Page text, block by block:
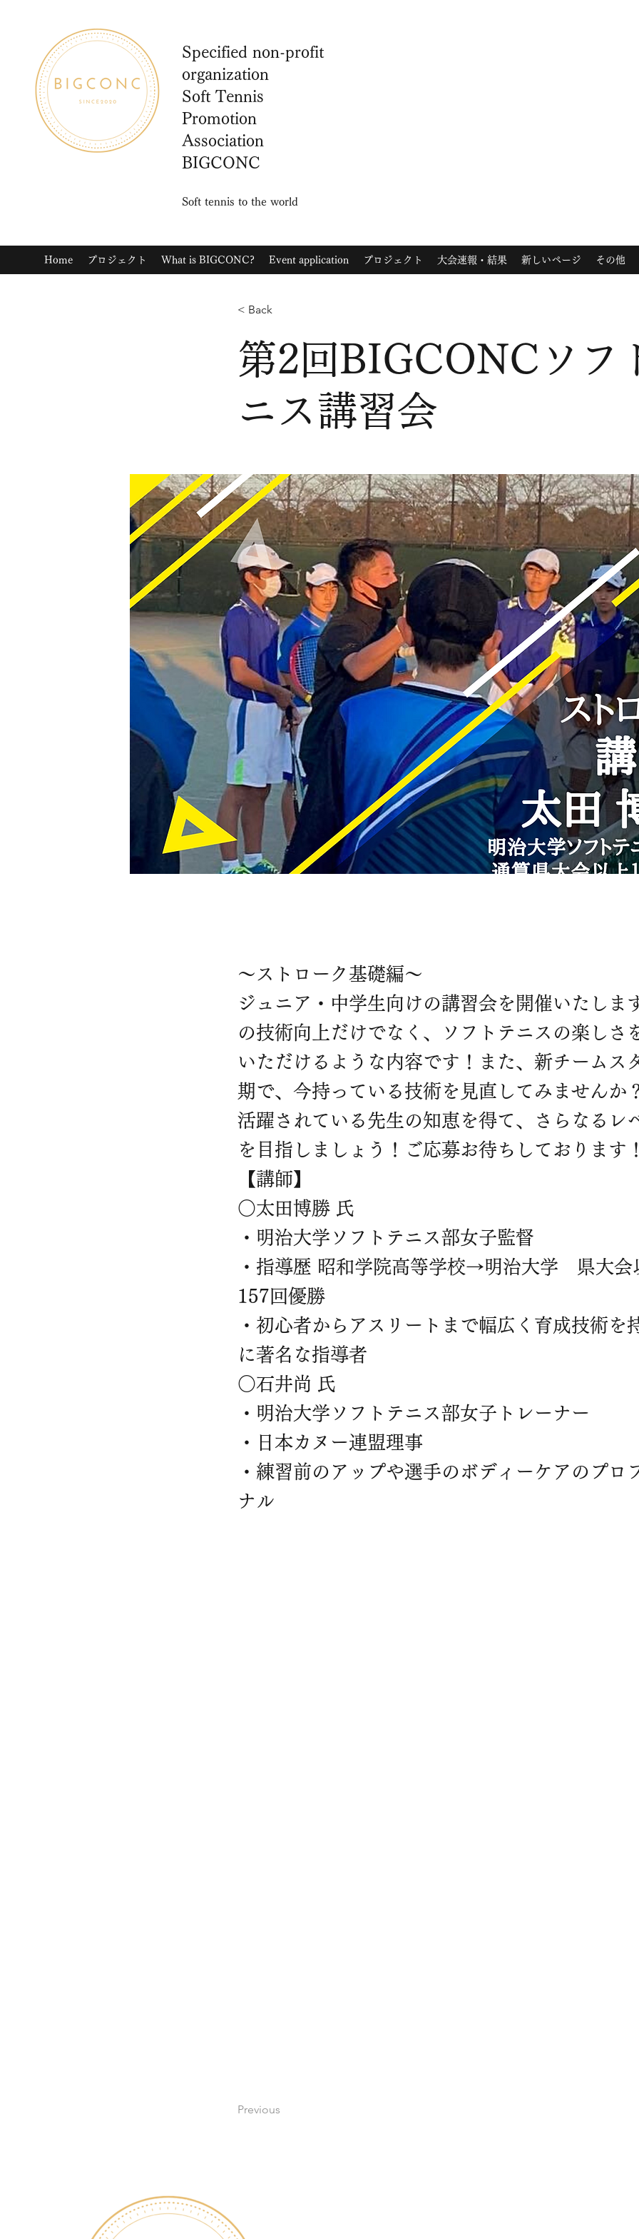
Specified non-profit
organization
Soft Tennis
Promotion
Association
BIGCONC
Soft tennis to the world
Home プロジェクト What is BIGCONC? Event application プロジェクト 大会速報・結果 新しいページ その他
< Back
第2回BIGCONCソフ
ニス講習会
〜ストローク基礎編〜
ジュニア・中学生向けの講習会を開催いたしま
の技術向上だけでなく、ソフトテニスの楽しさ
いただけるような内容です！また、新チームス
期で、今持っている技術を見直してみませんか
活躍されている先生の知恵を得て、さらなるレ
を目指しましょう！ご応募お待ちしております
【講師】
○太田博勝 氏
・明治大学ソフトテニス部女子監督
・指導歴 昭和学院高等学校→明治大学 県大会
157回優勝
・初心者からアスリートまで幅広く育成技術を
に著名な指導者
○石井尚 氏
・明治大学ソフトテニス部女子トレーナー
・日本カヌー連盟理事
・練習前のアップや選手のボディーケアのプロ
ナル
Previous